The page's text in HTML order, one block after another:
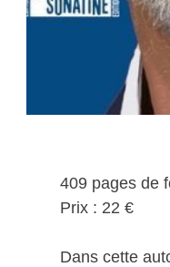
409 pages de
Prix : 22 €
Dans cette